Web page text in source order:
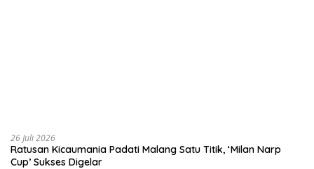
26 Juli 2026
Ratusan Kicaumania Padati Malang Satu Titik, ‘Milan Narp
Cup’ Sukses Digelar